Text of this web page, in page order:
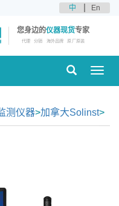
中 En
您身边的仪器现货专家
代理 分销 海外品牌 原厂原装
测仪器>加拿大Solinst>